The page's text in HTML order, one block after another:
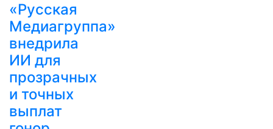
«Русская
Медиагруппа»
внедрила
ИИ для
прозрачных
и точных
выплат